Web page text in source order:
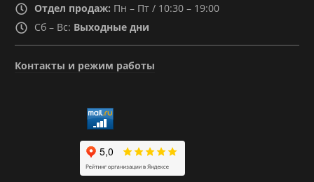
Отдел продаж: Пн – Пт / 10:30 – 19:00
Сб – Вс: Выходные дни
Контакты и режим работы